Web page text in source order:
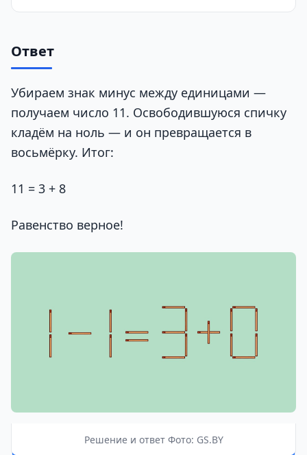
Ответ
Убираем знак минус между единицами —
получаем число 11. Освободившуюся спичку
кладём на ноль — и он превращается в
восьмёрку. Итог:
11 = 3 + 8
Равенство верное!
Решение и ответ Фото: GS.BY